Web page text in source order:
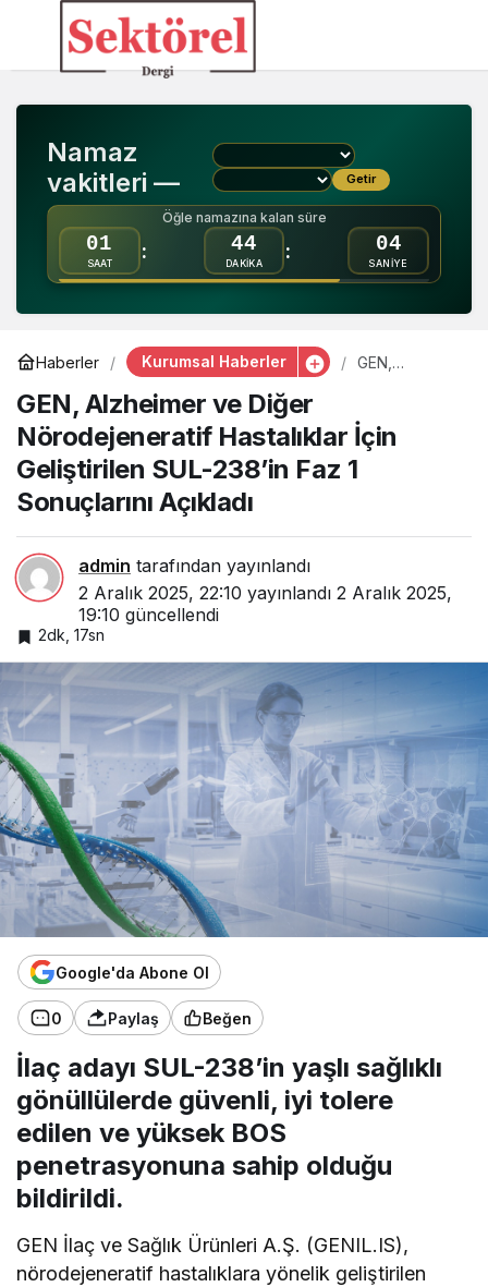
Namaz
vakitleri —
Getir
Öğle namazına kalan süre
01
SAAT
: 44
DAKİKA
: 03
SANİYE
Haberler Kurumsal Haberler
GEN,
Nörodejeneratif
Hastalıklar İçin
Geliştirilen
GEN, Alzheimer ve Diğer
Nörodejeneratif Hastalıklar İçin
Geliştirilen SUL-238’in Faz 1
Sonuçlarını Açıkladı
admin tarafından yayınlandı
2 Aralık 2025, 22:10 yayınlandı 2 Aralık 2025,
19:10 güncellendi
2dk, 17sn
Google'da Abone Ol
0 Paylaş Beğen
İlaç adayı SUL-238’in yaşlı sağlıklı
gönüllülerde güvenli, iyi tolere
edilen ve yüksek BOS
penetrasyonuna sahip olduğu
bildirildi.
GEN İlaç ve Sağlık Ürünleri A.Ş. (GENIL.IS),
nörodejeneratif hastalıklara yönelik geliştirilen
GEN, Alzheimer ve Diğer
Hastalıklar İçin
Geliştirilen SUL-238’in
Faz 1 Sonuçlarını